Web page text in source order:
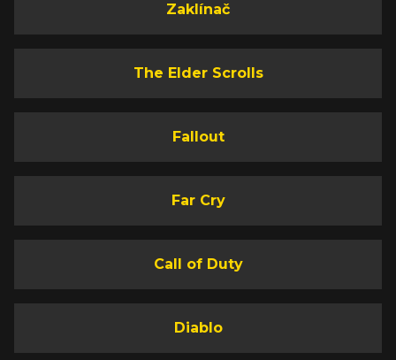
Zaklínač
The Elder Scrolls
Fallout
Far Cry
Call of Duty
Diablo